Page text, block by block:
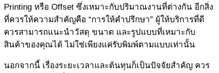
Printing หรือ Offset ซึ่งเหมาะกับปริมาณงานที่ต่างกัน อีกสิ่ง
ที่ควรให้ความสำคัญคือ “การให้คำปรึกษา” ผู้ให้บริการที่ดี
ควรสามารถแนะนำวัสดุ ขนาด และรูปแบบที่เหมาะกับ
สินค้าของคุณได้ ไม่ใช่เพียงแค่รับพิมพ์ตามแบบเท่านั้น
นอกจากนี้ เรื่องระยะเวลาและต้นทุนก็เป็นปัจจัยสำคัญ ควร